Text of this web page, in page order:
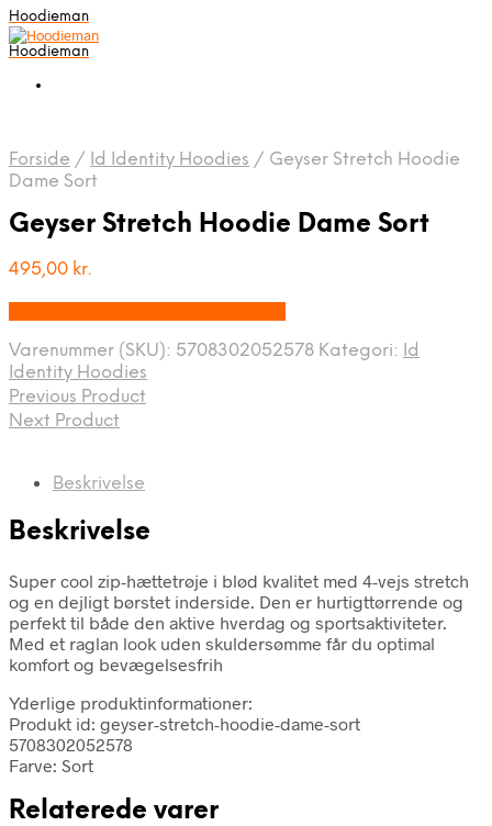
Hoodieman
Hoodieman
Forside / Id Identity Hoodies / Geyser Stretch Hoodie
Dame Sort
Geyser Stretch Hoodie Dame Sort
495,00 kr.
Varenummer (SKU): 5708302052578 Kategori: Id
Identity Hoodies
Previous Product
Next Product
Beskrivelse
Beskrivelse
Super cool zip-hættetrøje i blød kvalitet med 4-vejs stretch
og en dejligt børstet inderside. Den er hurtigttørrende og
perfekt til både den aktive hverdag og sportsaktiviteter.
Med et raglan look uden skuldersømme får du optimal
komfort og bevægelsesfrih
Yderlige produktinformationer:
Produkt id: geyser-stretch-hoodie-dame-sort
5708302052578
Farve: Sort
Relaterede varer